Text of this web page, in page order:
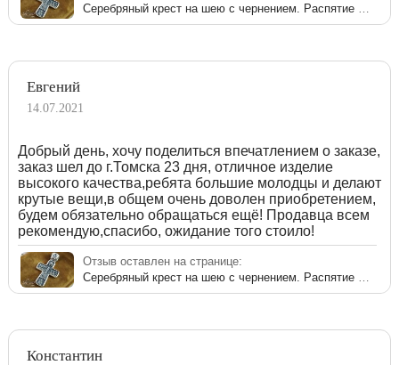
Евгений
14.07.2021
Добрый день, хочу поделиться впечатлением о заказе,
заказ шел до г.Томска 23 дня, отличное изделие
высокого качества,ребята большие молодцы и делают
крутые вещи,в общем очень доволен приобретением,
будем обязательно обращаться ещё! Продавца всем
рекомендую,спасибо, ожидание того стоило!
Отзыв оставлен на странице:
Константин